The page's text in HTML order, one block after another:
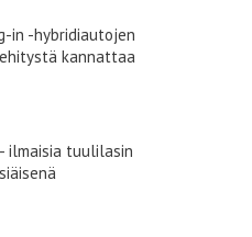
in -hybridiautojen
kannattaa
ilmaisia tuulilasin